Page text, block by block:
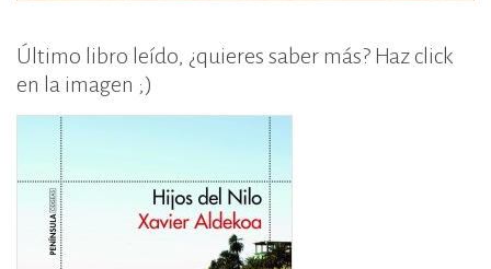
Último libro leído, ¿quieres saber más? Haz click
en la imagen ;)